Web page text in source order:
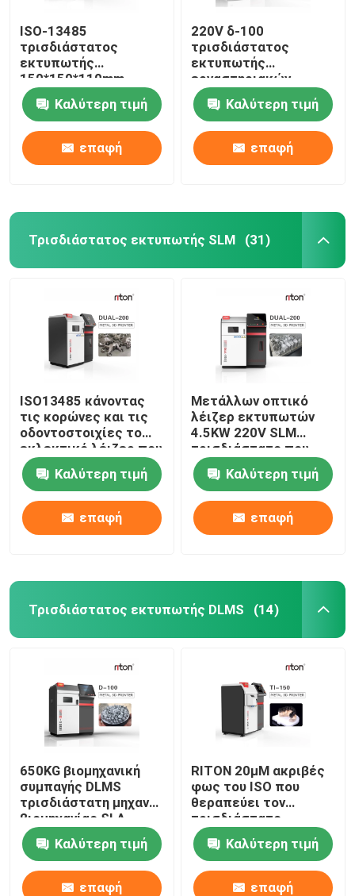
ISO-13485
τρισδιάστατος
εκτυπωτής
150*150*110mm
λέιζερ DLP μέγεθος
εκτύπωσης για τα
οδοντικά πρότυπα
μοσχευμάτων
Καλύτερη τιμή
επαφή
220V δ-100
τρισδιάστατος
εκτυπωτής
εργαστηριακών
οδοντικός μετάλλων
για την οδοντοστοιχία
μερικό Riton
Καλύτερη τιμή
επαφή
Τρισδιάστατος εκτυπωτής SLM (31)
ISO13485 κάνοντας
τις κορώνες και τις
οδοντοστοιχίες το
εκλεκτικό λέιζερ που
λειώνει τον
τρισδιάστατο
εκτυπωτή Dual200
Καλύτερη τιμή
επαφή
Μετάλλων οπτικό
λέιζερ εκτυπωτών
4.5KW 220V SLM
τρισδιάστατο που
χαρακτηρίζει τη
μηχανήΚαλύτερη τιμή
επαφή
Τρισδιάστατος εκτυπωτής DLMS (14)
650KG βιομηχανική
συμπαγής DLMS
τρισδιάστατη μηχανή
βιομηχανίας SLA
εκτυπωτών οδοντική
Καλύτερη τιμή
επαφή
RITON 20μM ακριβές
φως του ISO που
θεραπεύει τον
τρισδιάστατο
εκτυπωτή ένα
εκτύπωση
οδοντοστοιχιών
στάσεων
Καλύτερη τιμή
επαφή